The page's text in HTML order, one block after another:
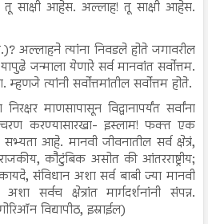
साक्षी आहेस. अल्लाह! तू साक्षी आहेस.
अल्लाहने त्यांना निवडले होते जगावरील
जन्माला येणारे सर्व मानवांत सर्वोत्तम.
त्यांनी सर्वोत्तमांतील सर्वोत्तम होते.
माणसापासून विद्वानापर्यंत सर्वांना
करण्यासारखा- इस्लाम! फक्त एक
आहे. मानवी जीवनातील सर्व क्षेत्रं,
कौटुंबिक असोत की आंतरराष्ट्रीय;
संविधान अशा सर्व बाबी ज्या मानवी
सर्वच क्षेत्रांत मार्गदर्शनांनी संपन्न.
विद्यापीठ, इस्राईल)